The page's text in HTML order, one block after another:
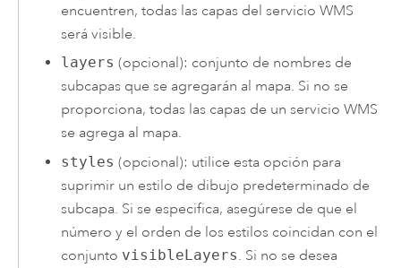
encuentren, todas las capas del servicio WMS
será visible.
layers (opcional): conjunto de nombres de
subcapas que se agregarán al mapa. Si no se
proporciona, todas las capas de un servicio WMS
se agrega al mapa.
styles (opcional): utilice esta opción para
suprimir un estilo de dibujo predeterminado de
subcapa. Si se especifica, asegúrese de que el
número y el orden de los estilos coincidan con el
conjunto visibleLayers. Si no se desea